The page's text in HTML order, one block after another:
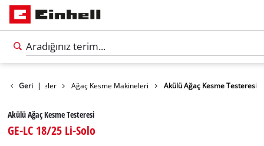
Geri |
/ Testereler Ağaç Kesme Makineleri Akülü Ağaç Kesme Testeresi
Akülü Ağaç Kesme Testeresi
GE-LC 18/25 Li-Solo